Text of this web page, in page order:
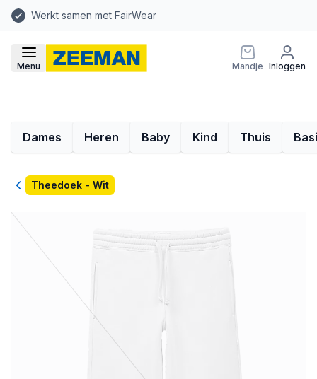
Werkt samen met FairWear
Menu Mandje Inloggen
Dames Heren Baby Kind Thuis
TerugTheedoek - Wit